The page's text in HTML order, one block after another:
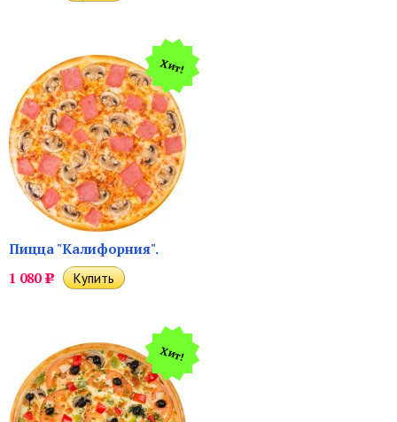
Хит!
Пицца "Калифорния".
1 080 Р
Хит!